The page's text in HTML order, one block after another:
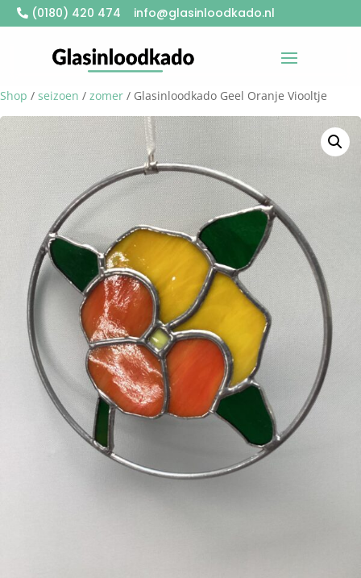
(0180) 420 474 info@glasinloodkado.nl
Shop / seizoen / zomer / Glasinloodkado Geel Oranje Viooltje